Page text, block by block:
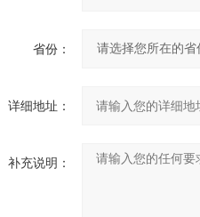
省份：
详细地址：
补充说明：